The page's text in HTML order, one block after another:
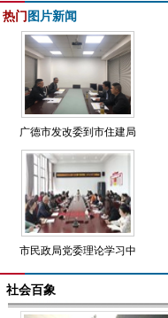
热门 图片新闻
广德市发改委到市住建局
市民政局党委理论学习中
社会百象